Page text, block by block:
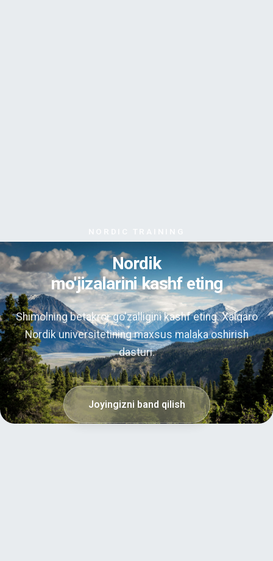
Nordik
mo'jizalarini kashf eting
Shimolning betakror go'zalligini kashf eting. Xalqaro
Nordik universitetining maxsus malaka oshirish
dasturi.
Joyingizni band qilish